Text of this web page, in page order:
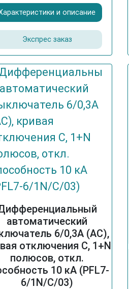
и описание
Экспрес заказ
автоматический
6/0,3А (AC),
отключения С, 1+N
полюсов, откл.
10 кА (PFL7-
6/1N/C/03)